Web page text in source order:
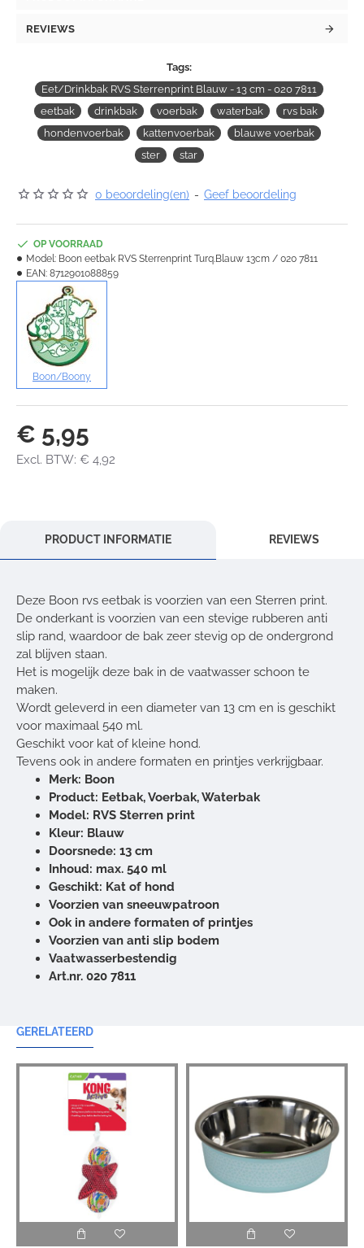
REVIEWS
Tags:
Eet/Drinkbak RVS Sterrenprint Blauw - 13 cm - 020 7811
eetbak
drinkbak voerbak waterbak
rvs bak
hondenvoerbak
kattenvoerbak
blauwe voerbak
ster
star
0 beoordeling(en) - Geef beoordeling
€ 5,95
Excl. BTW: € 4,92
OP VOORRAAD
Model: Boon eetbak RVS Sterrenprint Turq.Blauw 13cm / 020 7811
EAN: 8712901088859
Boon/Boony
PRODUCT INFORMATIE REVIEWS
Deze Boon rvs eetbak is voorzien van een Sterren print.
De onderkant is voorzien van een stevige rubberen anti
slip rand, waardoor de bak zeer stevig op de ondergrond
zal blijven staan.
Het is mogelijk deze bak in de vaatwasser schoon te
maken.
Wordt geleverd in een diameter van 13 cm en is geschikt
voor maximaal 540 ml.
Geschikt voor kat of kleine hond.
Tevens ook in andere formaten en printjes verkrijgbaar.
Merk: Boon
Product: Eetbak, Voerbak, Waterbak
Model: RVS Sterren print
Kleur: Blauw
Doorsnede: 13 cm
Inhoud: max. 540 ml
Geschikt: Kat of hond
Voorzien van sneeuwpatroon
Ook in andere formaten of printjes
Voorzien van anti slip bodem
Vaatwasserbestendig
Art.nr. 020 7811
GERELATEERD